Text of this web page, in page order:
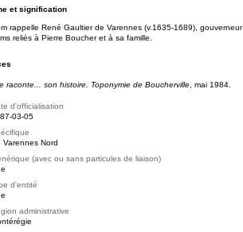
et signification
rappelle René Gaultier de Varennes (v.1635-1689),
reliés à Pierre Boucher et à sa famille.
raconte... son histoire. Toponymie de Boucherville , mai 1984.
d'officialisation
03-05
Varennes Nord
(avec ou sans particules de liaison)
d'entité
administrative